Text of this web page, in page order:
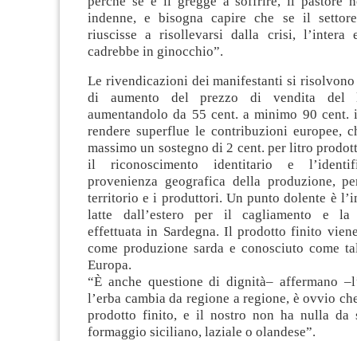
indenne, e bisogna capire che se il
riuscisse a risollevarsi dalla crisi, l’intera
cadrebbe in ginocchio”.
Le rivendicazioni dei manifestanti si
di aumento del prezzo di vendita del
aumentandolo da 55 cent. a minimo 90 cent.
rendere superflue le contribuzioni europee,
massimo un sostegno di 2 cent. per litro
il riconoscimento identitario e
provenienza geografica della produzione,
territorio e i produttori. Un punto dolente è
latte dall’estero per il cagliamento e la
effettuata in Sardegna. Il prodotto finito
come produzione sarda e conosciuto come
Europa.
“È anche questione di dignità– affermano
l’erba cambia da regione a regione, è ovvio
prodotto finito, e il nostro non ha nulla da
formaggio siciliano, laziale o olandese”.